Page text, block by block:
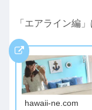
「エアライン編
hawaii-ne.com